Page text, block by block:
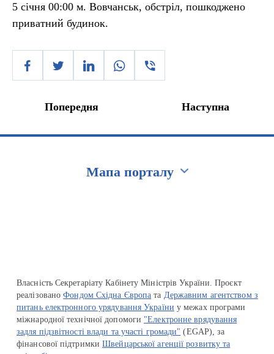
5 січня 00:00 м. Вовчанськ, обстріл, пошкоджено
приватний будинок.
Попередня Наступна
Мапа порталу
Власність Секретаріату Кабінету Міністрів України. Проєкт
реалізованоФондом Східна Європа та Державним агентством з
питань електронного урядування України у межах програми
міжнародної технічної допомоги "Електронне врядування
задля підзвітності влади та участі громади" (EGAP), за
фінансової підтримкиШвейцарської агенції розвитку та